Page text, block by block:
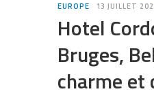
EUROPE 13 JUILLET
Hotel
Bruges,
charme